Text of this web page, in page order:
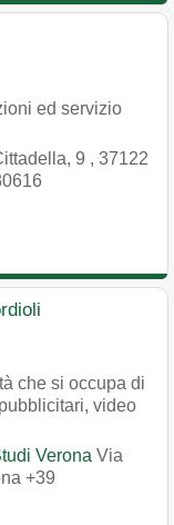
ed servizio
9 , 37122
che si occupa di
video
Verona Via
+39